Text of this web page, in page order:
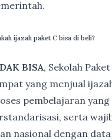
ijazah paket C bisa di beli?
BISA, Sekolah
yang menjual
pembelajaran yang
serta
nasional dengan